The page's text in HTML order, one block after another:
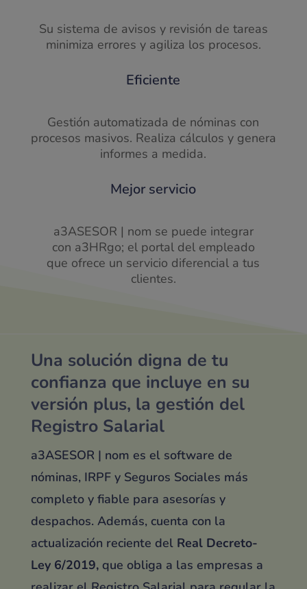
Su sistema de avisos y revisión de tareas
minimiza errores y agiliza los procesos.
Eficiente
Gestión automatizada de nóminas con
procesos masivos. Realiza cálculos y genera
informes a medida.
Mejor servicio
a3ASESOR | nom se puede integrar
con a3HRgo; el portal del empleado
que ofrece un servicio diferencial a tus
clientes.
Una solución digna de tu
confianza que incluye en su
versión plus, la gestión del
Registro Salarial
a3ASESOR | nom es el software de
nóminas, IRPF y Seguros Sociales más
completo y fiable para asesorías y
despachos. Además, cuenta con la
actualización reciente del Real Decreto-
Ley 6/2019, que obliga a las empresas a